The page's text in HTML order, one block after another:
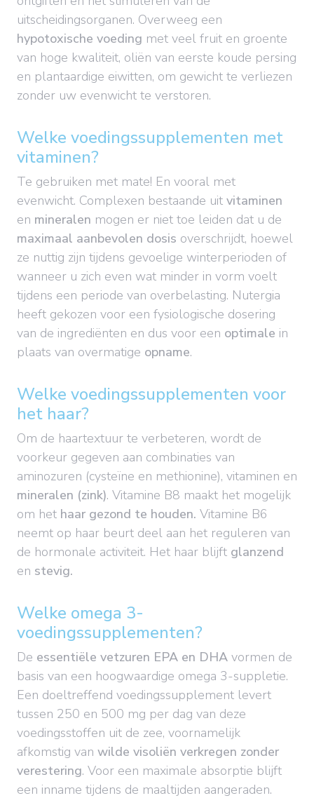
uitscheidingsorganen. Overweeg een
hypotoxische voeding met veel fruit en groente
van hoge kwaliteit, oliën van eerste koude persing
en plantaardige eiwitten, om gewicht te verliezen
zonder uw evenwicht te verstoren.
Welke voedingssupplementen met
vitaminen?
Te gebruiken met mate! En vooral met
evenwicht. Complexen bestaande uit vitaminen
en mineralen mogen er niet toe leiden dat u de
maximaal aanbevolen dosis overschrijdt, hoewel
ze nuttig zijn tijdens gevoelige winterperioden of
wanneer u zich even wat minder in vorm voelt
tijdens een periode van overbelasting. Nutergia
heeft gekozen voor een fysiologische dosering
van de ingrediënten en dus voor een optimale in
plaats van overmatige opname.
Welke voedingssupplementen voor
het haar?
Om de haartextuur te verbeteren, wordt de
voorkeur gegeven aan combinaties van
aminozuren (cysteïne en methionine), vitaminen en
mineralen (zink). Vitamine B8 maakt het mogelijk
om het haar gezond te houden. Vitamine B6
neemt op haar beurt deel aan het reguleren van
de hormonale activiteit. Het haar blijft glanzend
en stevig.
Welke omega 3-
voedingssupplementen?
De essentiële vetzuren EPA en DHA vormen de
basis van een hoogwaardige omega 3-suppletie.
Een doeltreffend voedingssupplement levert
tussen 250 en 500 mg per dag van deze
voedingsstoffen uit de zee, voornamelijk
afkomstig van wilde visoliën verkregen zonder
verestering. Voor een maximale absorptie blijft
een inname tijdens de maaltijden aangeraden.